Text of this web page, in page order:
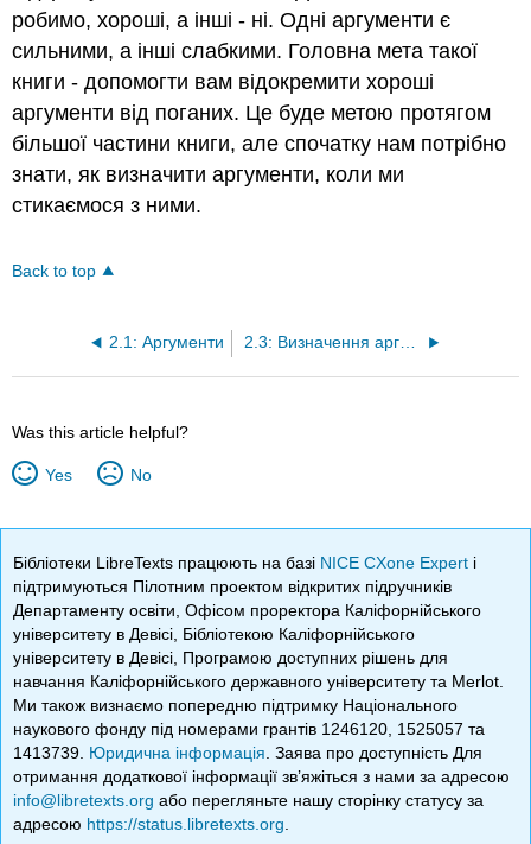
робимо, хороші, а інші - ні. Одні аргументи є
сильними, а інші слабкими. Головна мета такої
книги - допомогти вам відокремити хороші
аргументи від поганих. Це буде метою протягом
більшої частини книги, але спочатку нам потрібно
знати, як визначити аргументи, коли ми
стикаємося з ними.
Back to top
2.1: Аргументи 2.3: Визначення аргументів у природному середовищі існування
Was this article helpful?
Yes No
Бібліотеки LibreTexts працюють на базі NICE CXone Expert і
підтримуються Пілотним проектом відкритих підручників
Департаменту освіти, Офісом проректора Каліфорнійського
університету в Девісі, Бібліотекою Каліфорнійського
університету в Девісі, Програмою доступних рішень для
навчання Каліфорнійського державного університету та Merlot.
Ми також визнаємо попередню підтримку Національного
наукового фонду під номерами грантів 1246120, 1525057 та
1413739. Юридична інформація . Заява про доступність Для
отримання додаткової інформації зв’яжіться з нами за адресою
info@libretexts.org або перегляньте нашу сторінку статусу за
адресою https://status.libretexts.org